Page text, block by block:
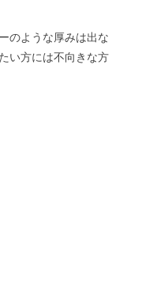
のような厚みは出な
い方には不向きな方